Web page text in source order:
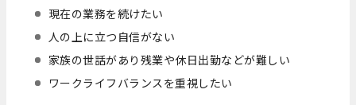
現在の業務を続けたい
人の上に立つ自信がない
家族の世話があり残業や休日出勤などが難しい
ワークライフバランスを重視したい